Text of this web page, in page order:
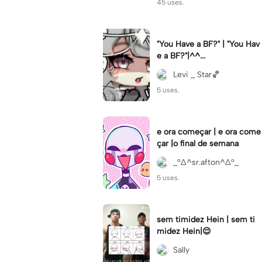
45 uses.
"You Have a BF?" | "You Hav
e a BF?"|^^...
Levi _ Star🏀
5 uses.
e ora começar | e ora come
çar |o final de semana
_°∆^sr.afton^∆°_
5 uses.
sem timidez Hein | sem ti
midez Hein|😌
Sally